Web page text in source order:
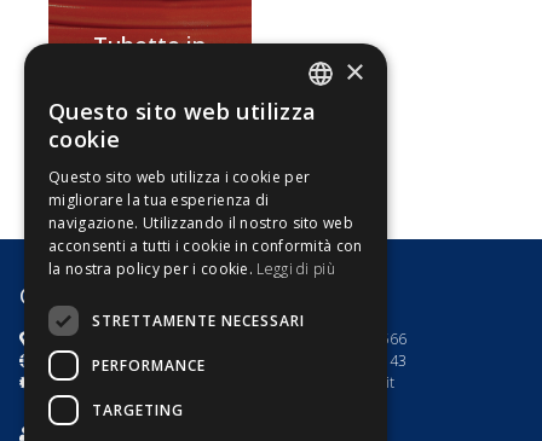
Tubetto in
silicone
G8 Motori s.r.l.
via dell'Artigianato 7
Toara di Villaga (VI) - Italia
P.IVA e C.F 03535100246
+39.0444.785566
+39.0444.782143
info@g8motori.it
×
Questo sito web utilizza
cookie
Questo sito web utilizza i cookie per
migliorare la tua esperienza di
navigazione. Utilizzando il nostro sito web
acconsenti a tutti i cookie in conformità con
la nostra policy per i cookie. Leggi di più
STRETTAMENTE NECESSARI
PERFORMANCE
TARGETING